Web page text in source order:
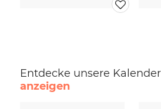
Entdecke unsere
anzeigen